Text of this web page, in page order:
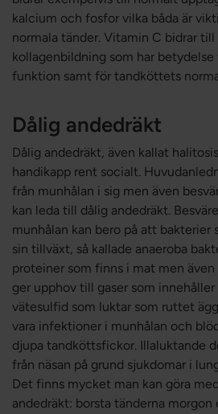
kalcium och fosfor vilka båda är
normala tänder. Vitamin C bidrar till
kollagenbildning som har betydelse
funktion samt för tandköttets
Dålig andedräkt
Dålig andedräkt, även kallat
handikapp rent socialt.
från munhålan i sig men även
kan leda till dålig andedräkt.
munhålan kan bero på att bakterier
sin tillväxt, så kallade anaeroba
proteiner som finns i mat men
ger upphov till gaser som
vätesulfid som luktar som ruttet
vara infektioner i munhålan och
djupa tandköttsfickor. Illaluktande
från näsan på grund sjukdomar i
Det finns mycket man kan göra
andedräkt: borsta tänderna morgon